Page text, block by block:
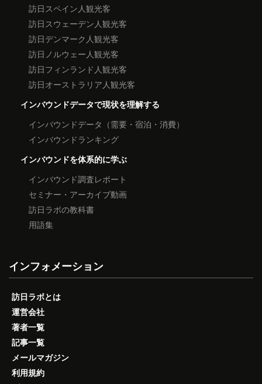
訪日スペイン人観光客
訪日スウェーデン人観光客
訪日デンマーク人観光客
訪日ノルウェー人観光客
訪日フィンランド人観光客
訪日オーストラリア人観光客
インバウンドデータで現状を理解する
インバウンドデータ（需要・宿泊・消費）
インバウンドランキング
インバウンドを体系的に学ぶ
インバウンド調査レポート
セミナー・アーカイブ動画
訪日ラボの教科書
用語集
インフォメーション
訪日ラボとは
運営会社
著者一覧
記事一覧
メールマガジン
利用規約